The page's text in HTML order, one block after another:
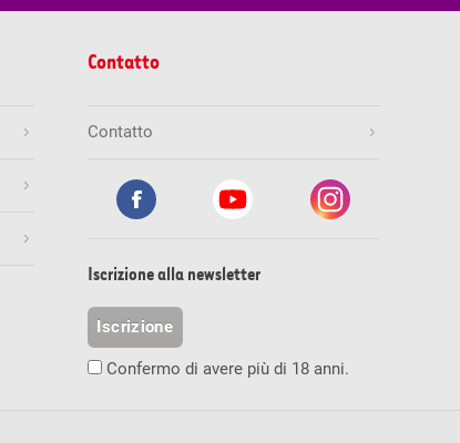
Contatto
Contatto
Iscrizione alla newsletter
Iscrizione
Confermo di avere più di 18 anni.